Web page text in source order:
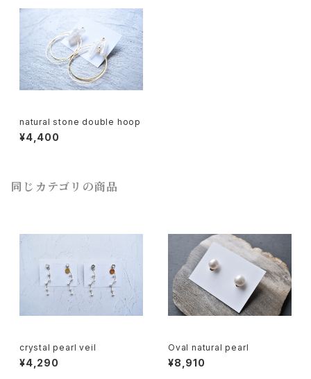
natural stone double hoop
¥4,400
同じカテゴリの商品
crystal pearl veil
¥4,290
Oval natural pearl
¥8,910